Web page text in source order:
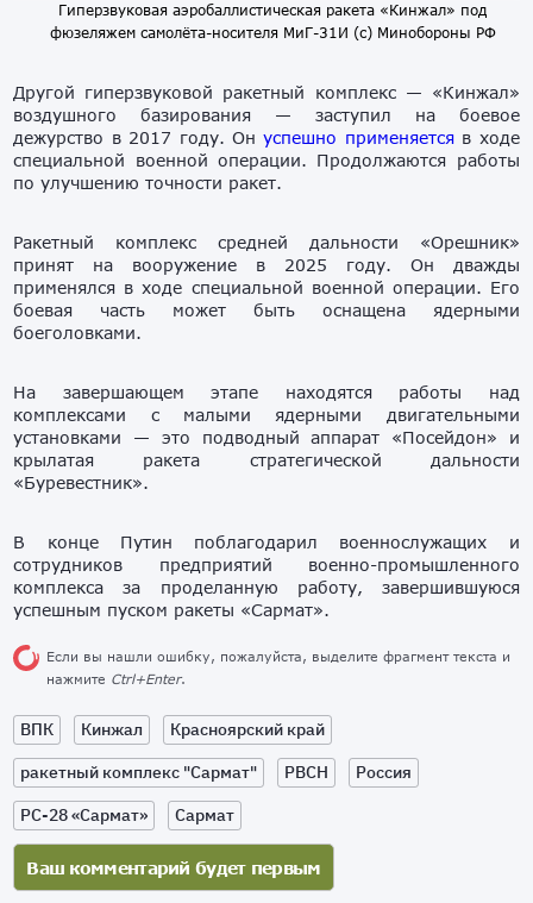
Гиперзвуковая аэробаллистическая ракета «Кинжал» под
фюзеляжем самолёта-носителя МиГ-31И (с) Минобороны РФ
Другой гиперзвуковой ракетный комплекс — «Кинжал»
воздушного базирования — заступил на боевое
дежурство в 2017 году. Онуспешно применяетсяв ходе
специальной военной операции. Продолжаются работы
по улучшению точности ракет.
Ракетный комплекс средней дальности «Орешник»
принят на вооружение в 2025 году. Он дважды
применялся в ходе специальной военной операции. Его
боевая часть может быть оснащена ядерными
боеголовками.
На завершающем этапе находятся работы над
комплексами с малыми ядерными двигательными
установками — это подводный аппарат «Посейдон» и
крылатая ракета стратегической дальности
«Буревестник».
В конце Путин поблагодарил военнослужащих и
сотрудников предприятий военно-промышленного
комплекса за проделанную работу, завершившуюся
успешным пуском ракеты «Сармат».
Если вы нашли ошибку, пожалуйста, выделите фрагмент текста и
нажмите Ctrl+Enter.
ВПК Кинжал
Красноярский край
ракетный комплекс "Сармат"
РВСН
Россия
РС-28 «Сармат»
Сармат